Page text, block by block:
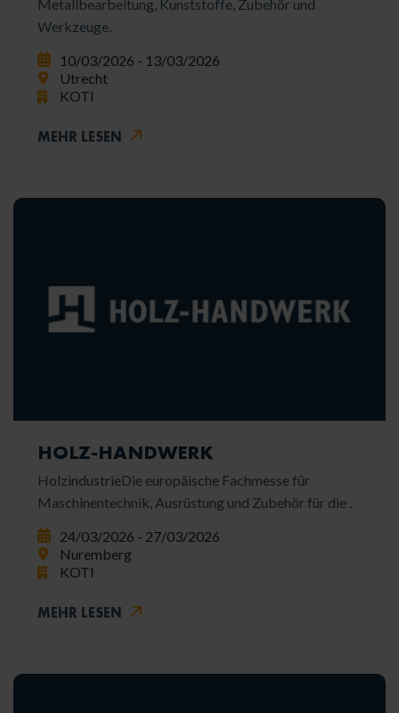
Metallbearbeitung, Kunststoffe, Zubehör und
Werkzeuge.
10/03/2026 - 13/03/2026
Utrecht
KOTI
MEHR LESEN
HOLZ-HANDWERK
HolzindustrieDie europäische Fachmesse für
Maschinentechnik, Ausrüstung und Zubehör für die .
24/03/2026 - 27/03/2026
Nuremberg
KOTI
MEHR LESEN